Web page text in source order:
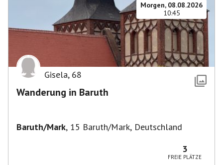
Morgen, 08.08.2026
10:45
Gisela, 68
Wanderung in Baruth
Baruth/Mark, 15 Baruth/Mark, Deutschland
3
FREIE PLÄTZE